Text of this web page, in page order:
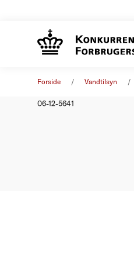
Forside Vandtilsyn
06-12-5641